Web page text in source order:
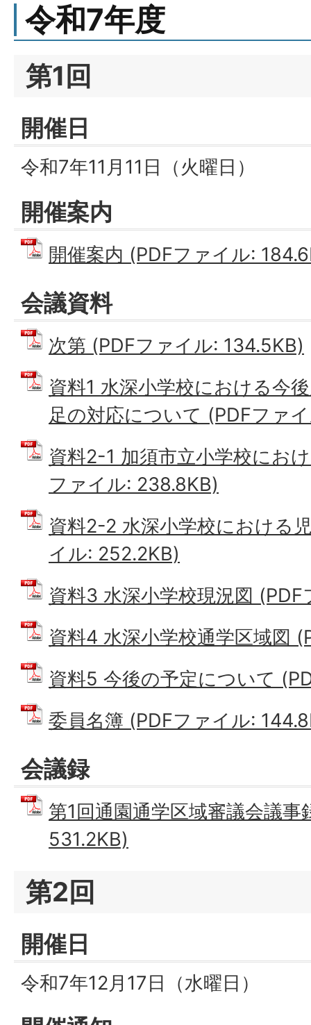
令和7年度
第1回
開催日
令和7年11月11日（火曜日）
開催案内
開催案内 (PDFファイル:
会議資料
次第 (PDFファイル: 134.5KB)
資料1 水深小学校における今
足の対応について (PDFファ
資料2-1 加須市立小学校にお
ファイル: 238.8KB)
資料2-2 水深小学校における
イル: 252.2KB)
資料3 水深小学校現況図
資料4 水深小学校通学区域図
資料5 今後の予定について
委員名簿 (PDFファイル:
会議録
第1回通園通学区域審議会議
531.2KB)
第2回
開催日
令和7年12月17日（水曜日）